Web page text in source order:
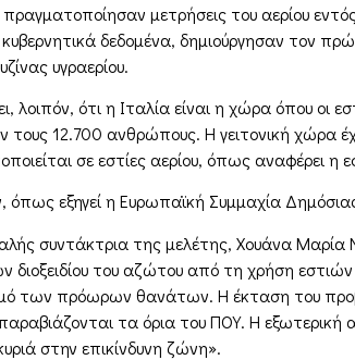
πραγματοποίησαν μετρήσεις του αερίου
δεδομένα, δημιούργησαν τον
υγραερίου.
λοιπόν, ότι η Ιταλία είναι η χώρα όπου
τους 12.700 ανθρώπους. Η γειτονική χώρα
σε εστίες αερίου, όπως αναφέρει η
όπως εξηγεί η Ευρωπαϊκή Συμμαχία
συντάκτρια της μελέτης, Χουάνα Μαρία
διοξειδίου του αζώτου από τη χρήση εστιών
των πρόωρων θανάτων. Η έκταση του
τα όρια του ΠΟΥ. Η εξωτερική
στην επικίνδυνη ζώνη».